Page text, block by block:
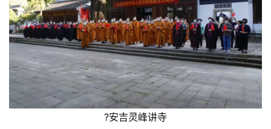
?安吉灵峰讲寺